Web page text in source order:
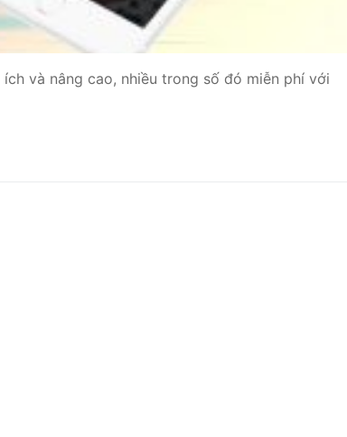
và nâng cao, nhiều trong số đó miễn phí với